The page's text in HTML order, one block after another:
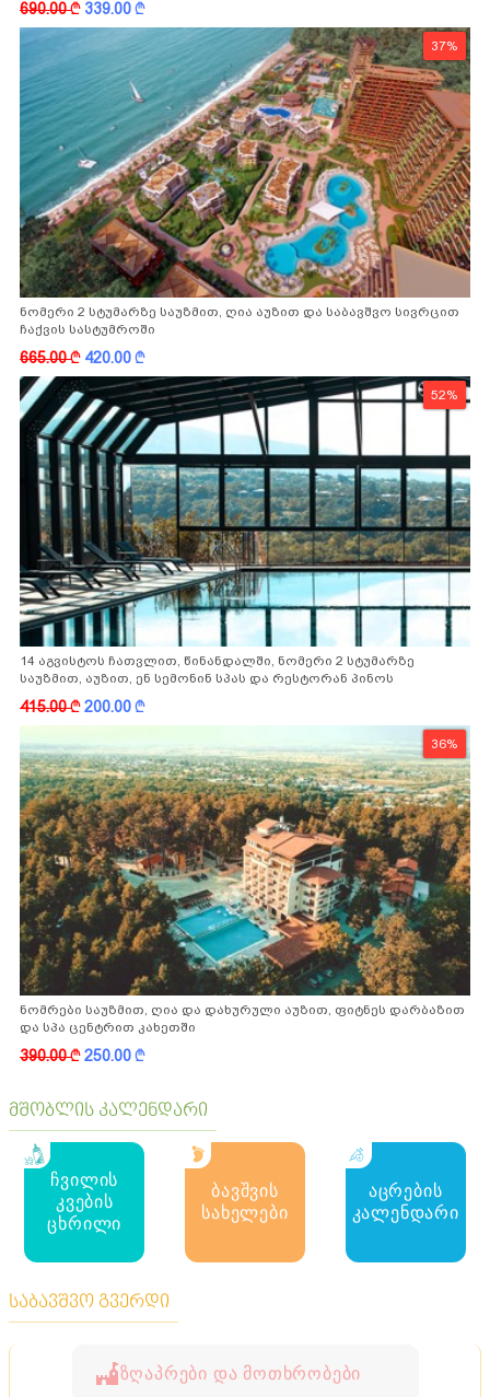
690.00k 339.00k
37%
ნომერი 2 სტუმარზე საუზმით, ღია აუზით და საბავშვო სივრცით
ჩაქვის სასტუმროში
665.00k 420.00k
52%
14 აგვისტოს ჩათვლით, წინანდალში, ნომერი 2 სტუმარზე
საუზმით, აუზით, ენ სემონინ სპას და რესტორან პინოს
ფასდაკლებით
415.00k200.00k
36%
ნომრები საუზმით, ღია და დახურული აუზით, ფიტნეს დარბაზით
და სპა ცენტრით კახეთში
390.00k250.00k
მშობლის კალენდარი
ჩვილის
კვების
ცხრილი
ბავშვის
სახელები
აცრების
კალენდარი
საბავშვო გვერდი
ზღაპრები და მოთხრობები